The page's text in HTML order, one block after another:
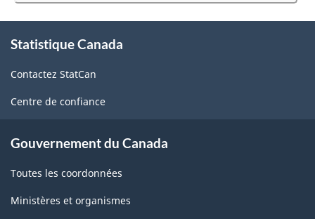
propos
ce
site
Statistique Canada
Contactez StatCan
Centre de confiance
Gouvernement du Canada
Toutes les coordonnées
Ministères et organismes